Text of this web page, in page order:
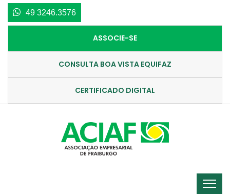
49 3246.3576
ASSOCIE-SE
CONSULTA BOA VISTA EQUIFAZ
CERTIFICADO DIGITAL